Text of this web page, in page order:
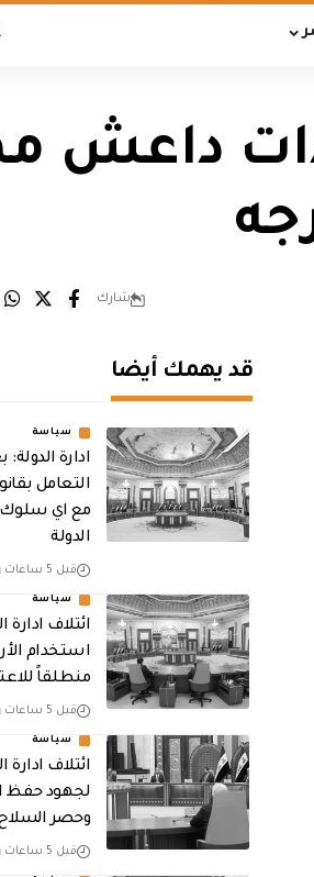
داعش
شارك
قد يهمك أيضا
سياسة
التعامل
مع اي سلوك
الدولة
قبل 5 ساعات
سياسة
ائتلاف ادارة
استخدام
منطلقاً
قبل 5 ساعات
سياسة
ائتلاف ادارة
لجهود حفظ
وحصر السلاح
قبل 5 ساعات